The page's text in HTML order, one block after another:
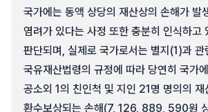
국가에는 동액 상당의 재산상의 손해가 발
염려가 있다는 사정 또한 충분히 인식하고
판단되며, 실제로 국가로서는 별지(1)과 관
국유재산법령의 규정에 따라 당연히 국가
공소외 1의 친인척 및 지인 21명 명의의 재
환수보상되는 손해(7, 126, 889, 590원